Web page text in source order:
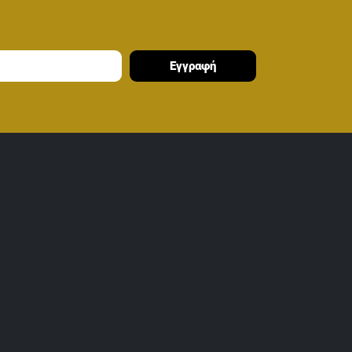
Εγγραφή